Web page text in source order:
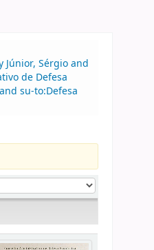
Júnior, Sérgio and
de Defesa
su-to:Defesa